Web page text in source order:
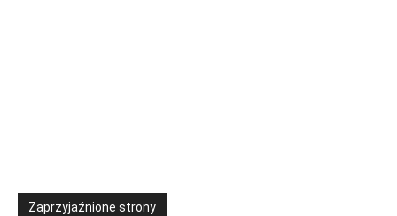
Zaprzyjaźnione strony